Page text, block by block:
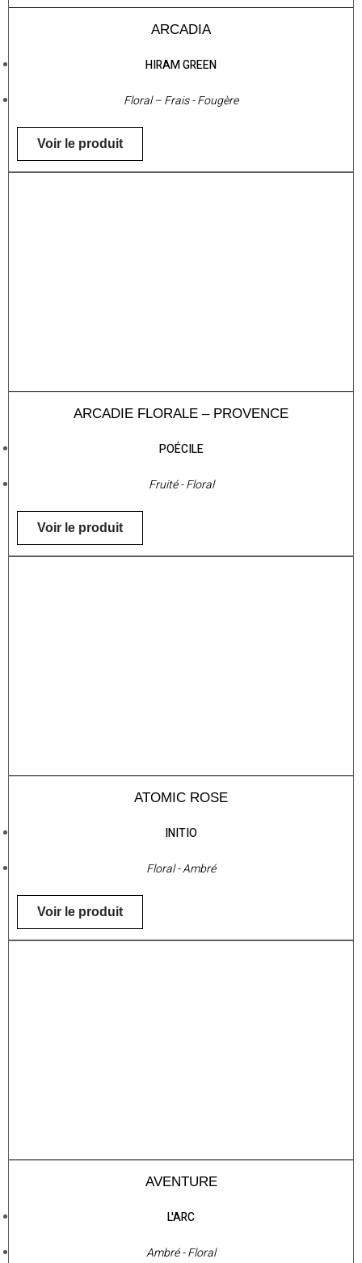
ARCADIA
HIRAM GREEN
Floral – Frais - Fougère
Voir le produit
ARCADIE FLORALE – PROVENCE
POÉCILE
Fruité - Floral
Voir le produit
ATOMIC ROSE
INITIO
Floral - Ambré
Voir le produit
AVENTURE
L'ARC
Ambré - Floral